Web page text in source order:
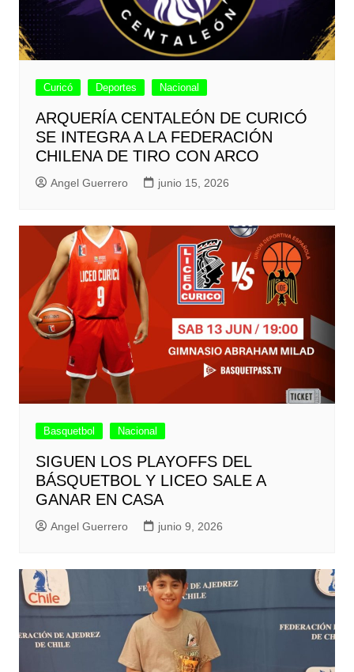
Curicó Deportes Nacional
ARQUERÍA CENTALEÓN DE CURICÓ
SE INTEGRA A LA FEDERACIÓN
CHILENA DE TIRO CON ARCO
Angel Guerrero junio 15, 2026
Basquetbol Nacional
SIGUEN LOS PLAYOFFS DEL
BÁSQUETBOL Y LICEO SALE A
GANAR EN CASA
Angel Guerrero junio 9, 2026